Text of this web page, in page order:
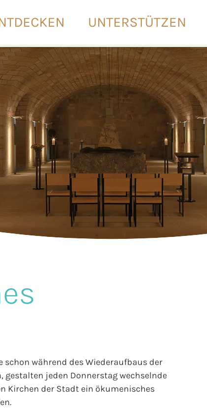
UNTERSTÜTZEN
schon während des Wiederaufbaus der
jeden Donnerstag wechselnde
Kirchen der Stadt ein ökumenisches